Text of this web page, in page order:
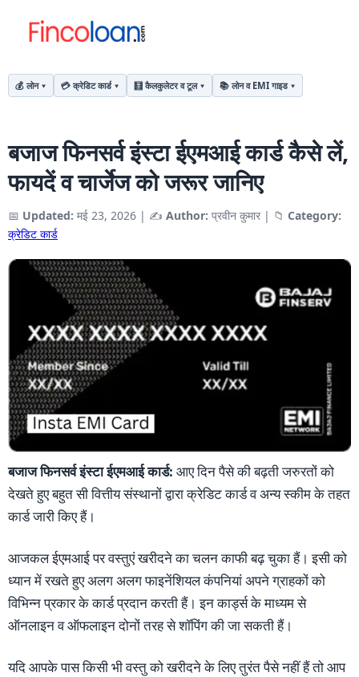
💰 लोन 💳 क्रेडिट कार्ड 🧮 कैलकुलेटर व टूल 📚 लोन व EMI गाइड
बजाज फिनसर्व इंस्टा ईएमआई कार्ड कैसे लें,
फायदें व चार्जेज को जरूर जानिए
📅 Updated: मई 23, 2026 | ✍️ Author: प्रवीन कुमार | 📁 Category:
क्रेडिट कार्ड
बजाज फिनसर्व इंस्टा ईएमआई कार्ड: आए दिन पैसे की बढ़ती जरुरतों को
देखते हुए बहुत सी वित्तीय संस्थानों द्वारा क्रेडिट कार्ड व अन्य स्कीम के तहत
कार्ड जारी किए हैं।
आजकल ईएमआई पर वस्तुएं खरीदने का चलन काफी बढ़ चुका हैं। इसी को
ध्यान में रखते हुए अलग अलग फाइनेंशियल कंपनियां अपने ग्राहकों को
विभिन्न प्रकार के कार्ड प्रदान करती हैं। इन कार्ड्स के माध्यम से
ऑनलाइन व ऑफलाइन दोनों तरह से शाॅपिंग की जा सकती हैं।
यदि आपके पास किसी भी वस्तु को खरीदने के लिए तुरंत पैसे नहीं हैं तो आप